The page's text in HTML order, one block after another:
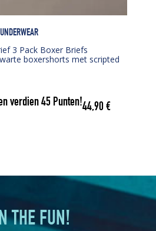
3 Pack Boxer Briefs
boxershorts met scripted
verdien45 Punten!44,90€
THE FUN!